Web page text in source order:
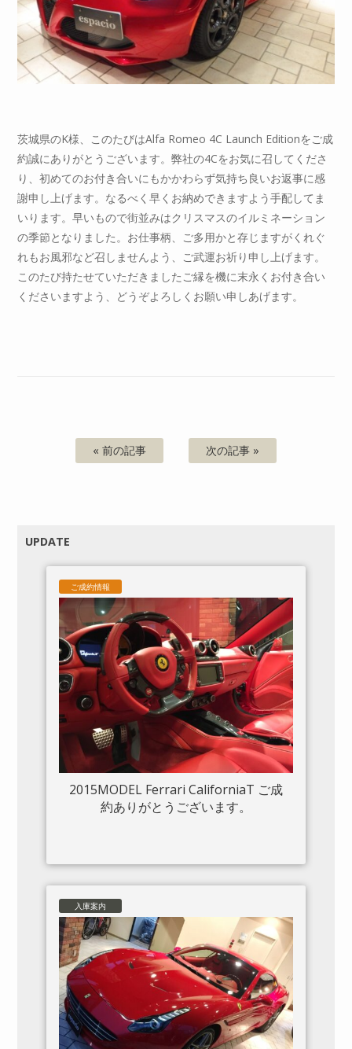
茨城県のK様、このたびはAlfa Romeo 4C Launch Editionをご成
約誠にありがとうございます。弊社の4Cをお気に召してくださ
り、初めてのお付き合いにもかかわらず気持ち良いお返事に感
謝申し上げます。なるべく早くお納めできますよう手配してま
いります。早いもので街並みはクリスマスのイルミネーション
の季節となりました。お仕事柄、ご多用かと存じますがくれぐ
れもお風邪など召しませんよう、ご武運お祈り申し上げます。
このたび持たせていただきましたご縁を機に末永くお付き合い
くださいますよう、どうぞよろしくお願い申しあげます。
« 前の記事 次の記事 »
UPDATE
ご成約情報
2015MODEL Ferrari CaliforniaT ご成
約ありがとうございます。
入庫案内